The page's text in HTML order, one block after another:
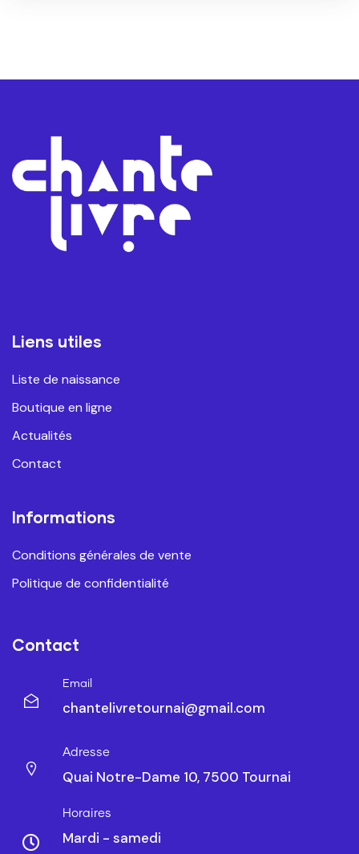
Liens utiles
Liste de naissance
Boutique en ligne
Actualités
Contact
Informations
Conditions générales de vente
Politique de confidentialité
Contact
Email
chantelivretournai@gmail.com
Adresse
Quai Notre-Dame 10, 7500 Tournai
Horaires
Mardi - samedi